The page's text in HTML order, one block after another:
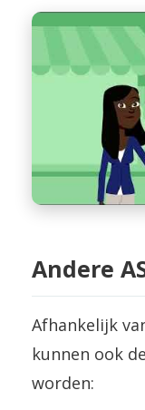
Andere
Afhankelijk
kunnen ook
worden: